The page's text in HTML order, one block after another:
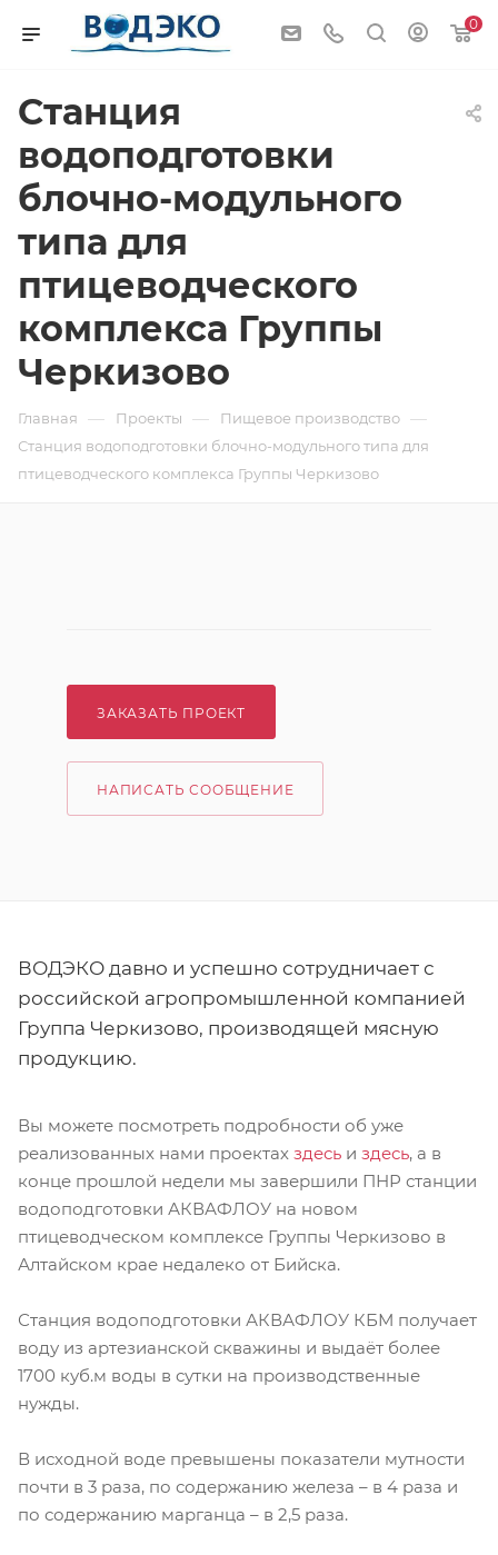
0
Станция
водоподготовки
блочно-модульного
типа для
птицеводческого
комплекса Группы
Черкизово
Главная — Проекты — Пищевое производство —
Станция водоподготовки блочно-модульного типа для
птицеводческого комплекса Группы Черкизово
ЗАКАЗАТЬ ПРОЕКТ
НАПИСАТЬ СООБЩЕНИЕ
ВОДЭКО давно и успешно сотрудничает с
российской агропромышленной компанией
Группа Черкизово, производящей мясную
продукцию.
Вы можете посмотреть подробности об уже
реализованных нами проектах здесь и здесь, а в
конце прошлой недели мы завершили ПНР станции
водоподготовки АКВАФЛОУ на новом
птицеводческом комплексе Группы Черкизово в
Алтайском крае недалеко от Бийска.
Станция водоподготовки АКВАФЛОУ КБМ получает
воду из артезианской скважины и выдаёт более
1700 куб.м воды в сутки на производственные
нужды.
В исходной воде превышены показатели мутности
почти в 3 раза, по содержанию железа – в 4 раза и
по содержанию марганца – в 2,5 раза.